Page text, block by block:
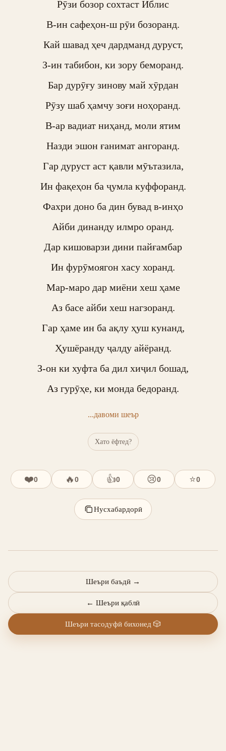
Рӯзи бозор сохтаст Иблис
В-ин сафеҳон-ш рӯи бозоранд.
Кай шавад ҳеч дардманд дуруст,
З-ин табибон, ки зору беморанд.
Бар дурӯғу зинову май хӯрдан
Рӯзу шаб ҳамчу зоғи ноҳоранд.
В-ар вадиат ниҳанд, моли ятим
Назди эшон ғанимат ангоранд.
Гар дуруст аст қавли мӯътазила,
Ин фақеҳон ба ҷумла куффоранд.
Фахри доно ба дин бувад в-инҳо
Айби динанду илмро оранд.
Дар кишоварзи дини пайғамбар
Ин фурӯмоягон хасу хоранд.
Мар-маро дар миёни хеш ҳаме
Аз басе айби хеш нагзоранд.
Гар ҳаме ин ба ақлу ҳуш кунанд,
Ҳушёранду ҷалду айёранд.
З-он ки хуфта ба дил хиҷил бошад,
Аз гурӯҳе, ки монда бедоранд.
...давоми шеър
Хато ёфтед?
❤️0 🔥0 👍0 😢0 ⭐0
Нусхабардорӣ
← Шеъри қаблӣ
Шеъри баъдӣ →
Шеъри тасодуфӣ бихонед 🎲